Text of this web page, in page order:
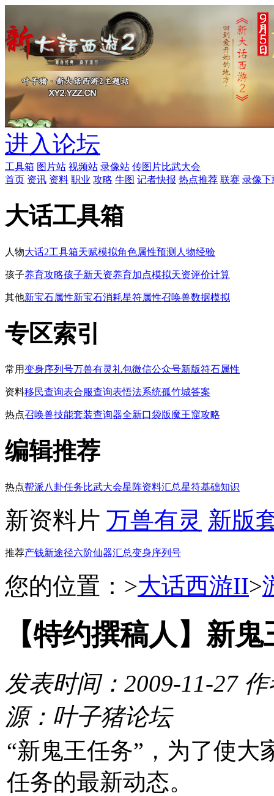
进入论坛
工具箱 图片站 视频站 录像站 传图片比武大会
首页 资讯 资料 职业 攻略 牛图 记者快报 热点推荐 联赛 录像下
大话工具箱
人物大话2工具箱天赋模拟角色属性预测 人物经验
孩子养育攻略孩子新天资养育加点模拟天资评价计算
其他新宝石属性新宝石消耗星符属性召唤兽数据模拟
专区索引
常用变身序列号万兽有灵礼包微信公众号新版符石属性
资料移民查询表合服查询表悟法系统孤竹城答案
热点召唤兽技能套装查询器全新口袋版魔王窟攻略
编辑推荐
热点帮派八卦任务比武大会星阵资料汇总星符基础知识
新资料片 万兽有灵 新版
推荐产钱新途径六阶仙器汇总变身序列号
您的位置： >大话西游II>
【特约撰稿人】新
发表时间：2009-11-27
源：叶子猪论坛
“新鬼王任务”，为了使
任务的最新动态。